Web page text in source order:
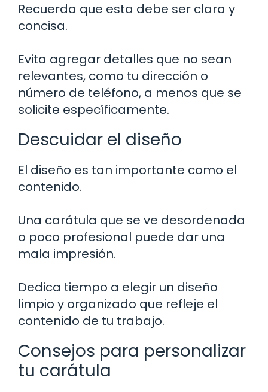
Recuerda que esta debe ser clara y
concisa.
Evita agregar detalles que no sean
relevantes, como tu dirección o
número de teléfono, a menos que se
solicite específicamente.
Descuidar el diseño
El diseño es tan importante como el
contenido.
Una carátula que se ve desordenada
o poco profesional puede dar una
mala impresión.
Dedica tiempo a elegir un diseño
limpio y organizado que refleje el
contenido de tu trabajo.
Consejos para personalizar
tu carátula